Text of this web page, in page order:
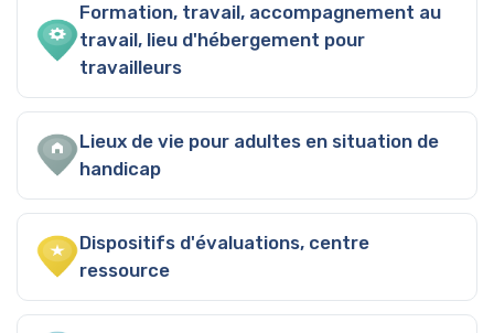
Formation, travail, accompagnement au
travail, lieu d'hébergement pour
travailleurs
Lieux de vie pour adultes en situation de
handicap
Dispositifs d'évaluations, centre
ressource